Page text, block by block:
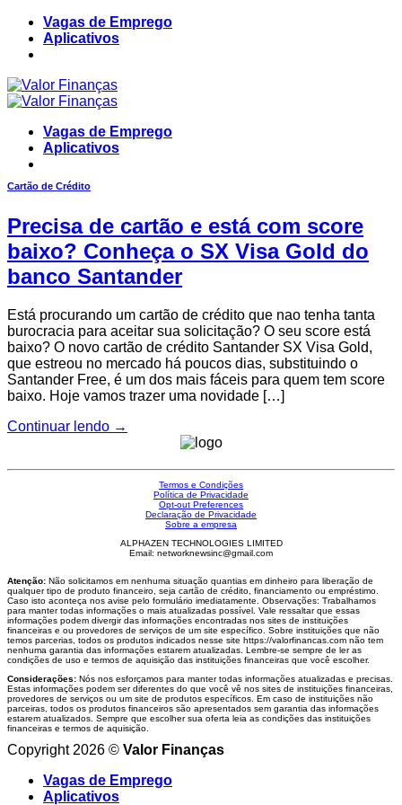
Skip
content
Vagas de Emprego
Aplicativos
Vagas de Emprego
Aplicativos
Cartão de Crédito
Precisa de cartão e está com score
baixo? Conheça o SX Visa Gold do
banco Santander
Está procurando um cartão de crédito que nao tenha tanta
burocracia para aceitar sua solicitação? O seu score está
baixo? O novo cartão de crédito Santander SX Visa Gold,
que estreou no mercado há poucos dias, substituindo o
Santander Free, é um dos mais fáceis para quem tem score
baixo. Hoje vamos trazer uma novidade […]
Continuar lendo →
Termos e Condições
Política de Privacidade
Opt-out Preferences
Declaração de Privacidade
Sobre a empresa
ALPHAZEN TECHNOLOGIES LIMITED
Email: networknewsinc@gmail.com
Atenção: Não solicitamos em nenhuma situação quantias em dinheiro para liberação de
qualquer tipo de produto financeiro, seja cartão de crédito, financiamento ou empréstimo.
Caso isto aconteça nos avise pelo formulário imediatamente. Observações: Trabalhamos
para manter todas informações o mais atualizadas possível. Vale ressaltar que essas
informações podem divergir das informações encontradas nos sites de instituições
financeiras e ou provedores de serviços de um site específico. Sobre instituições que não
temos parcerias, todos os produtos indicados nesse site https://valorfinancas.com não tem
nenhuma garantia das informações estarem atualizadas. Lembre-se sempre de ler as
condições de uso e termos de aquisição das instituições financeiras que você escolher.
Considerações: Nós nos esforçamos para manter todas informações atualizadas e precisas.
Estas informações podem ser diferentes do que você vê nos sites de instituições financeiras,
provedores de serviços ou um site de produtos específicos. Em caso de instituições não
parceiras, todos os produtos financeiros são apresentados sem garantia das informações
estarem atualizados. Sempre que escolher sua oferta leia as condições das instituições
financeiras e termos de aquisição.
Copyright 2026 © Valor Finanças
Vagas de Emprego
Aplicativos